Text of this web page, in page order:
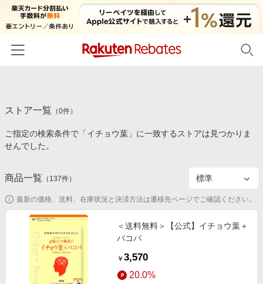
カテゴリー一覧
百貨店・総合ECモール
食品・スイーツ・お酒
コスメ・健康・医薬品
キッズ・ベビー用品
家電・PC・スマホ・カメラ
エンタメ
イベント一覧
初回購入者限定特典
対象ストア新規限定特典
新着ストアのご紹介
電子書籍特集
楽天ペイ導入ストア
楽天サービス特集
楽天IDでログイン/会員登録
ストア一覧 （0件）
ご指定の検索条件で「イチョウ葉」に一致するストアは見つかりま
せんでした。
商品一覧 （ 137件）
最新の価格、送料、在庫状況と決済方法は遷移先ページでご確認ください。
＜送料無料＞【公式】イチョウ葉＋
バコパ
￥ 3,570
20.0%